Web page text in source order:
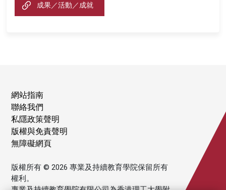
成果／活動／成就
網站指南
聯絡我們
私隱政策聲明
版權與免責聲明
無障礙網頁
版權所有 © 2026 專業及持續教育學院保留所有
權利。